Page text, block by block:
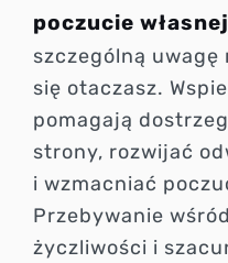
poczucie
szczególną
się otaczasz.
pomagają
strony, rozwijać
i wzmacniać
Przebywanie
życzliwości i